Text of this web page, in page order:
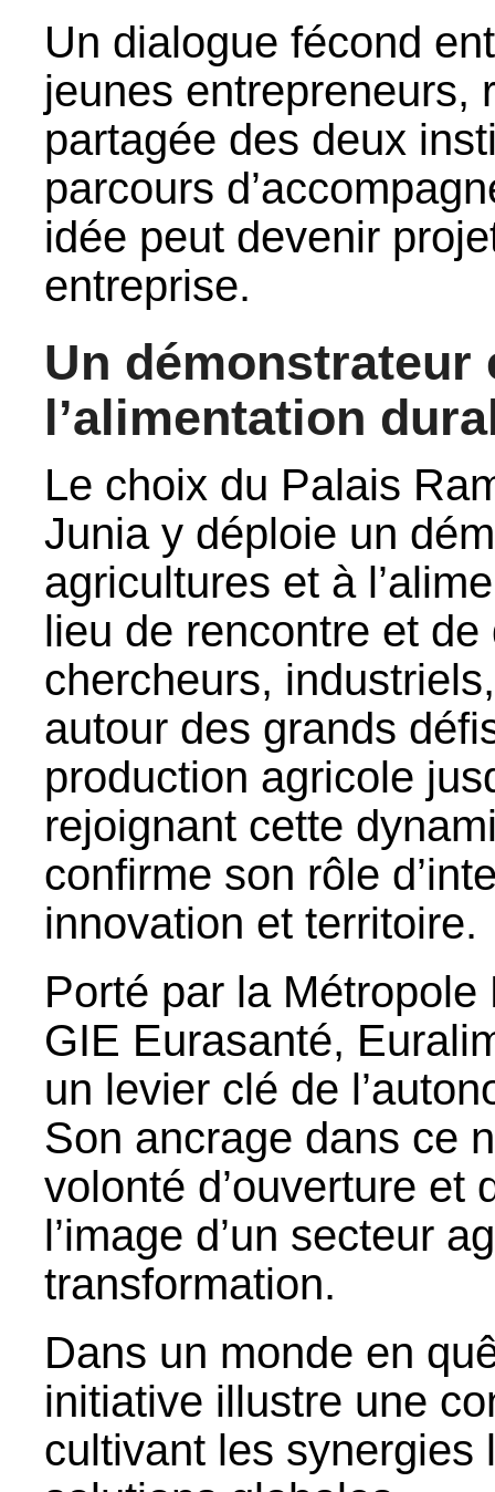
Un dialogue fécond
jeunes entrepreneurs,
partagée des deux
parcours
idée peut devenir
entreprise.
Un démonstrateur
l’alimentation
Le choix du Palais
Junia y déploie un
agricultures et à
lieu de rencontre et
chercheurs,
autour des grands
production agricole
rejoignant cette
confirme son rôle
innovation et territoire.
Porté par la
GIE Eurasanté,
un levier clé de
Son ancrage dans ce
volonté d’ouverture et
l’image d’un secteur
transformation.
Dans un monde en
initiative illustre une
cultivant les synergies